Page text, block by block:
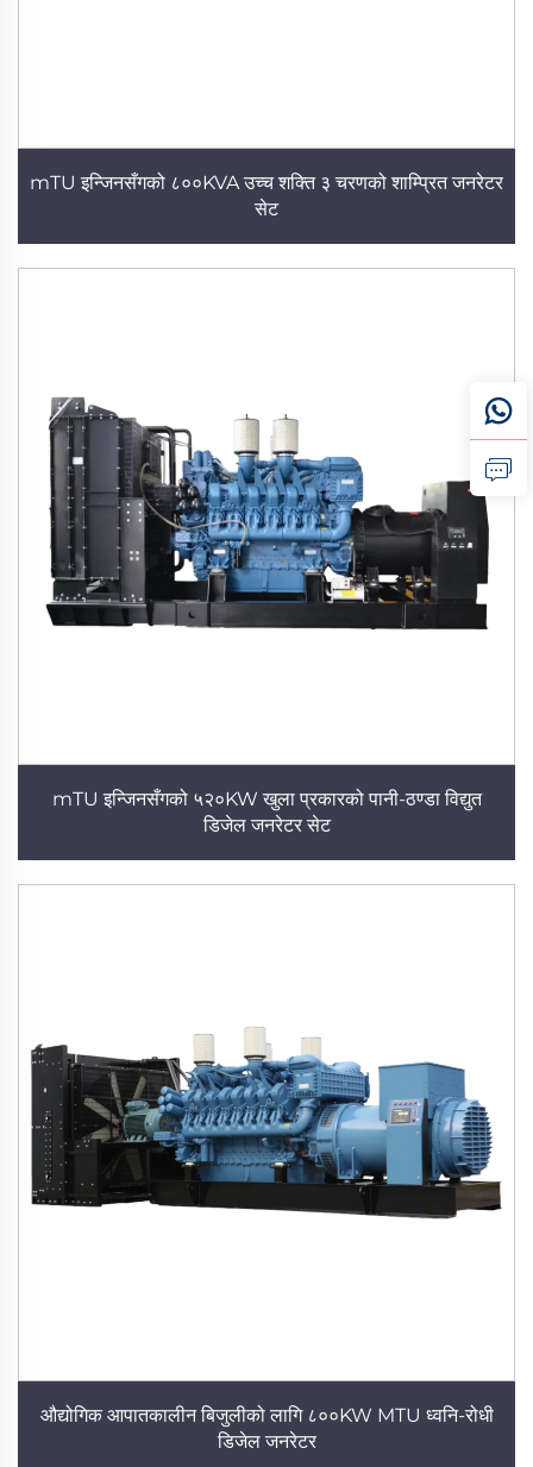
mTU इन्जिनसँगको ८००KVA उच्च शक्ति ३ चरणको शाम्प्रित जनरेटर
सेट
mTU इन्जिनसँगको ५२०KW खुला प्रकारको पानी-ठण्डा विद्युत
डिजेल जनरेटर सेट
औद्योगिक आपातकालीन बिजुलीको लागि ८००KW MTU ध्वनि-रोधी
डिजेल जनरेटर